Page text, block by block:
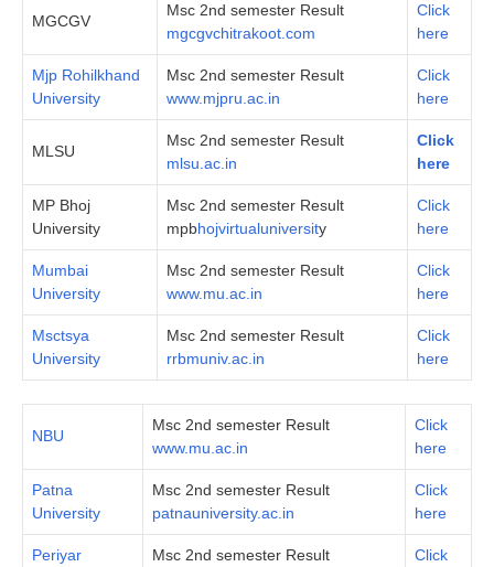
MGCGV
Msc 2nd semester Result
mgcgvchitrakoot.com
Click
here
Mjp Rohilkhand
University
Msc 2nd semester Result
www.mjpru.ac.in
Click
here
MLSU
Msc 2nd semester Result
mlsu.ac.in
Click
here
MP Bhoj
University
Msc 2nd semester Result
mpbhojvirtualuniversity
Click
here
Mumbai
University
Msc 2nd semester Result
www.mu.ac.in
Click
here
Msctsya
University
Msc 2nd semester Result
rrbmuniv.ac.in
Click
here
NBU
Msc 2nd semester Result
www.mu.ac.in
Click
here
Patna
University
Msc 2nd semester Result
patnauniversity.ac.in
Click
here
Periyar
Msc 2nd semester Result
Click